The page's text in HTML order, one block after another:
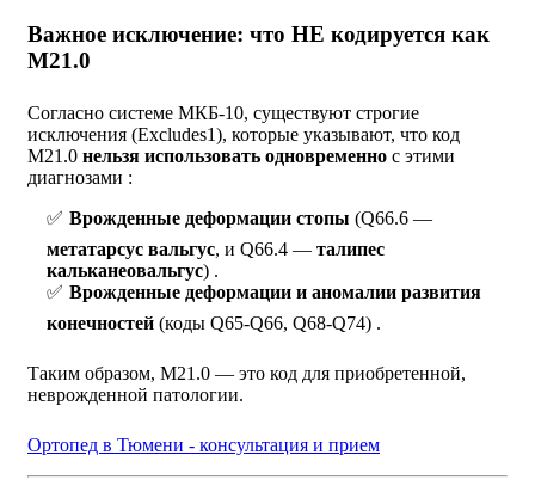
Важное исключение: что НЕ кодируется как
M21.0
Согласно системе МКБ-10, существуют строгие
исключения (Excludes1), которые указывают, что код
M21.0 нельзя использовать одновременно с этими
диагнозами :
Врожденные деформации стопы (Q66.6 —
метатарсус вальгус, и Q66.4 — талипес
кальканеовальгус) .
Врожденные деформации и аномалии развития
конечностей (коды Q65-Q66, Q68-Q74) .
Таким образом, M21.0 — это код для приобретенной,
неврожденной патологии.
Ортопед в Тюмени - консультация и прием